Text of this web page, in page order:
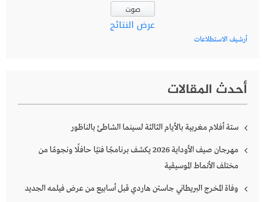
عرض النتائج
أرشيف الاستطلاعات
أحدث المقالات
ستة أفلام مغربية بالأيام الثالثة لسينما الشاطئ بالناظور
مهرجان صيف الأوداية 2026 يكشف برنامجًا فنيًا حافلًا ونجومًا من
مختلف الأنماط الموسيقية
وفاة المخرج البريطاني جاستن هاردي قبل أسابيع من عرض فيلمه الجديد